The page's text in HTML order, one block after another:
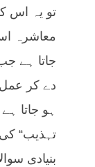
تو یہ اس
معاشرہ
جاتا ہے
دے کر عمل
ہو جاتا
تہذیب“
بنیادی